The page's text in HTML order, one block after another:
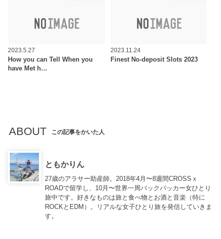
2023.5.27
How you can Tell When you
have Met h…
2023.11.24
Finest No-deposit Slots 2023
ABOUT この記事をかいた人
ともかりん
27歳のアラサー助産師。2018年4月〜8週間CROSSｘ
ROADで留学し、10月〜世界一周バックパッカー女ひとり
旅中です。好きなものは旅と食べ物とお酒と音楽（特に
ROCKとEDM）。リアルな女子ひとり旅を発信していきま
す。